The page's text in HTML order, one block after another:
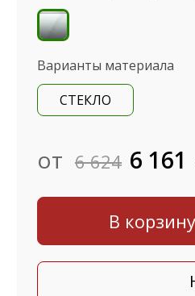
Варианты материала
СТЕКЛО
от 6 624 6 161
В корзину